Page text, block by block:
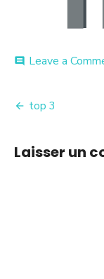
comment Leave a
l’article
top 3
Laisser un